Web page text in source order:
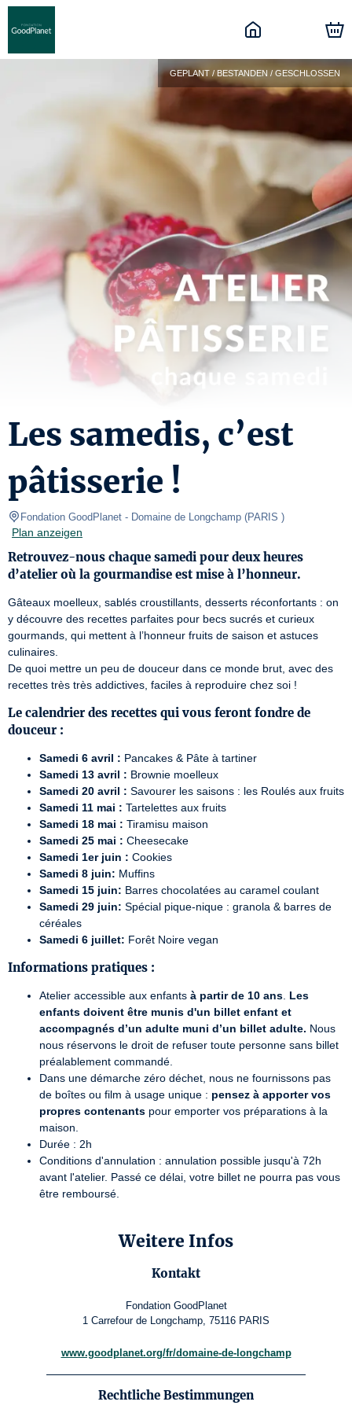
GEPLANT / BESTANDEN / GESCHLOSSEN
Les samedis, c’est
pâtisserie !
Fondation GoodPlanet - Domaine de Longchamp (PARIS )
Plan anzeigen
Retrouvez-nous chaque samedi pour deux heures
d’atelier où la gourmandise est mise à l’honneur.
Gâteaux moelleux, sablés croustillants, desserts réconfortants : on
y découvre des recettes parfaites pour becs sucrés et curieux
gourmands, qui mettent à l’honneur fruits de saison et astuces
culinaires.
De quoi mettre un peu de douceur dans ce monde brut, avec des
recettes très très addictives, faciles à reproduire chez soi !
Le calendrier des recettes qui vous feront fondre de
douceur :
Samedi 6 avril : Pancakes & Pâte à tartiner
Samedi 13 avril : Brownie moelleux
Samedi 20 avril : Savourer les saisons : les Roulés aux fruits
Samedi 11 mai : Tartelettes aux fruits
Samedi 18 mai : Tiramisu maison
Samedi 25 mai : Cheesecake
Samedi 1er juin : Cookies
Samedi 8 juin: Muffins
Samedi 15 juin: Barres chocolatées au caramel coulant
Samedi 29 juin: Spécial pique-nique : granola & barres de
céréales
Samedi 6 juillet: Forêt Noire vegan
Informations pratiques :
Atelier accessible aux enfants à partir de 10 ans Les
enfants doivent être munis d'un billet enfant et
accompagnés d’un adulte muni d’un billet adulte. Nous
nous réservons le droit de refuser toute personne sans billet
préalablement commandé.
Dans une démarche zéro déchet, nous ne fournissons pas
de boîtes ou film à usage unique : pensez à apporter vos
propres contenants pour emporter vos préparations à la
maison.
Durée : 2h
Conditions d'annulation : annulation possible jusqu'à 72h
avant l'atelier. Passé ce délai, votre billet ne pourra pas vous
être remboursé.
Weitere Infos
Kontakt
Fondation GoodPlanet
1 Carrefour de Longchamp, 75116 PARIS
www.goodplanet.org/fr/domaine-de-longchamp
Rechtliche Bestimmungen